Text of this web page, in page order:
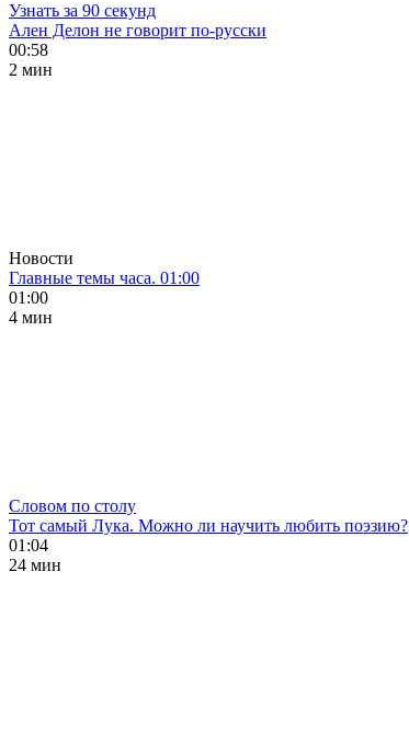
Узнать за 90 секунд
Ален Делон не говорит по-русски
00:58
2 мин
Новости
Главные темы часа. 01:00
01:00
4 мин
Словом по столу
Тот самый Лука. Можно ли научить любить поэзию?
01:04
24 мин